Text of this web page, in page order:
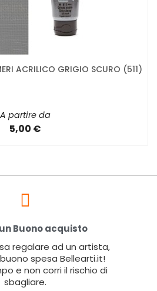
ACRILICO GRIGIO SCURO (511)
A partire da
5,00 €
Buono acquisto
regalare ad un artista,
spesa Bellearti.it!
e non corri il rischio di
sbagliare.